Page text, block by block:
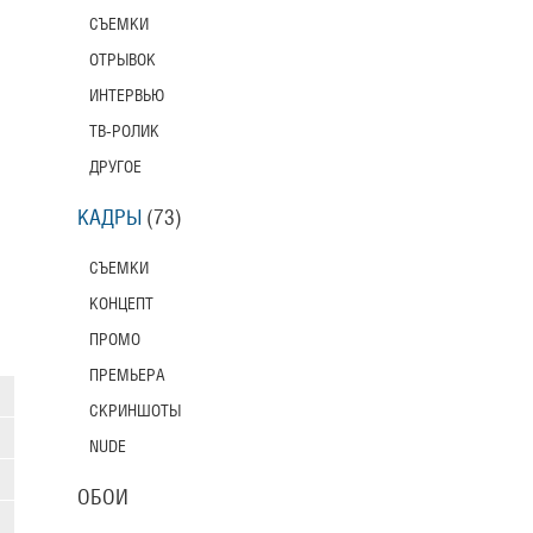
СЪЕМКИ
ОТРЫВОК
ИНТЕРВЬЮ
ТВ-РОЛИК
ДРУГОЕ
КАДРЫ (73)
СЪЕМКИ
КОНЦЕПТ
ПРОМО
ПРЕМЬЕРА
СКРИНШОТЫ
NUDE
ОБОИ